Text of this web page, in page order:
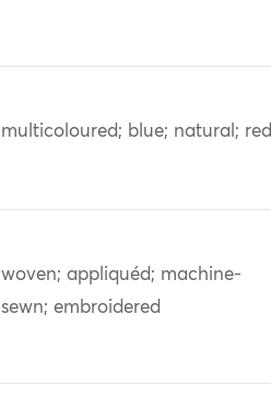
multicoloured; blue; natural; red
woven; appliquéd; machine-
sewn; embroidered